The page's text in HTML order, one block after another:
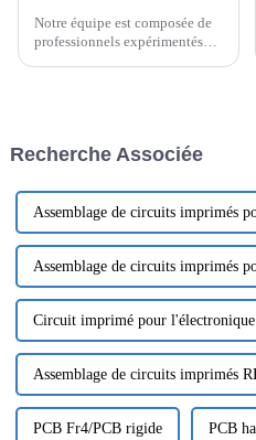
Notre équipe est composée de
professionnels expérimentés
services de test, notamment
tests de corrosion et la
fabrication de circuits
imprimés.
Recherche Associée
Assemblage de circuits imprimés
Assemblage de circuits imprimés
Circuit imprimé pour
Assemblage de circuits imprimés
PCB Fr4/PCB rigide PCB